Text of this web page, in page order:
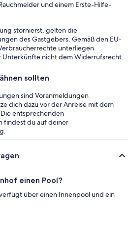
und einem Erste-Hilfe-
stornierst, gelten die
des Gastgebers. Gemäß den EU-
unterliegen
Unterkünfte nicht dem Widerrufsrecht.
sollten
sind Voranmeldungen
dich dazu vor der Anreise mit dem
entsprechenden
findest du auf deiner
einen Pool?
über einen Innenpool und ein